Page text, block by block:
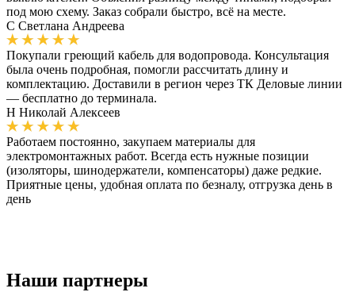
под мою схему. Заказ собрали быстро, всё на месте.
С Светлана Андреева
Покупали греющий кабель для водопровода. Консультация
была очень подробная, помогли рассчитать длину и
комплектацию. Доставили в регион через ТК Деловые линии
— бесплатно до терминала.
Н Николай Алексеев
Работаем постоянно, закупаем материалы для
электромонтажных работ. Всегда есть нужные позиции
(изоляторы, шинодержатели, компенсаторы) даже редкие.
Приятные цены, удобная оплата по безналу, отгрузка день в
день
Наши партнеры